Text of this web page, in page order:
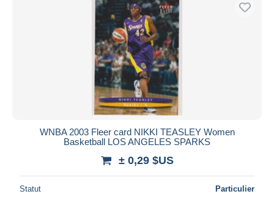
WNBA 2003 Fleer card NIKKI TEASLEY Women
Basketball LOS ANGELES SPARKS
± 0,29 $US
Statut Particulier